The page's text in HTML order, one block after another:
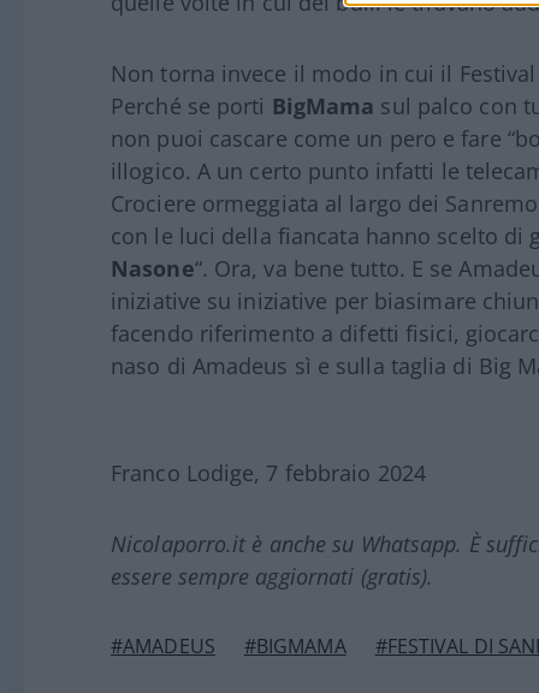
Non torna invece il modo in cui il
Perché se porti BigMama sul palco con
non puoi cascare come un pero e fare
illogico. A un certo punto infatti le
Crociere ormeggiata al largo dei
con le luci della fiancata hanno scelto di
Nasone“. Ora, va bene tutto. E se
iniziative su iniziative per biasimare
facendo riferimento a difetti fisici,
naso di Amadeus sì e sulla taglia di Big
Franco Lodige, 7 febbraio 2024
Nicolaporro.it è anche su Whatsapp. È
essere sempre aggiornati (gratis).
#AMADEUS #BIGMAMA #FESTIVAL DI